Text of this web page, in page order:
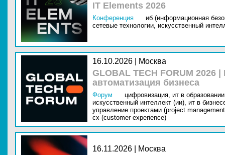
IT Elements 2026
Конференция
иб (информационная
сетевые технологии, искусственный
16.10.2026 | Москва
GLOBAL TECH FORUM
автоматизация бизнеса
Форум цифровизация, ит в
искусственный интеллект (ии), ит в
управление проектами (project
cx (customer experience)
16.11.2026 | Москва